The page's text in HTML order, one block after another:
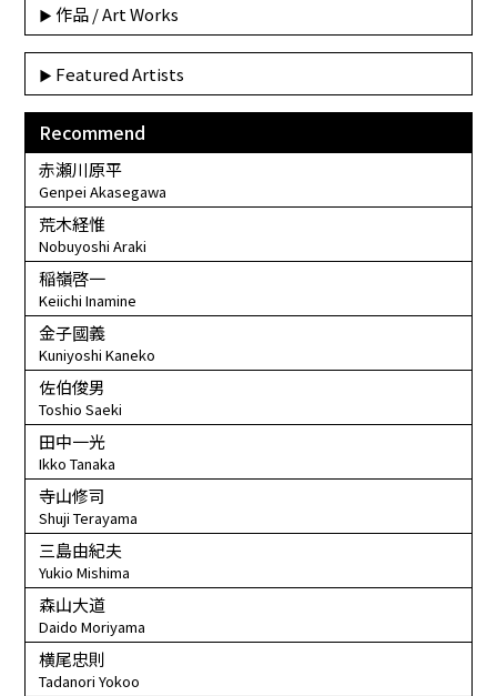
作品 / Art Works
Featured Artists
Recommend
赤瀬川原平
Genpei Akasegawa
荒木経惟
Nobuyoshi Araki
稲嶺啓一
Keiichi Inamine
金子國義
Kuniyoshi Kaneko
佐伯俊男
Toshio Saeki
田中一光
Ikko Tanaka
寺山修司
Shuji Terayama
三島由紀夫
Yukio Mishima
森山大道
Daido Moriyama
横尾忠則
Tadanori Yokoo